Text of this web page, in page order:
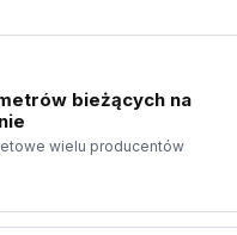
bieżących na
wielu producentów